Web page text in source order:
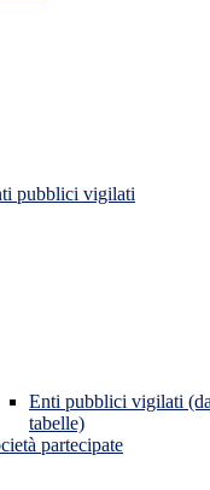
pubblici vigilati
Enti pubblici vigilati
tabelle)
partecipate